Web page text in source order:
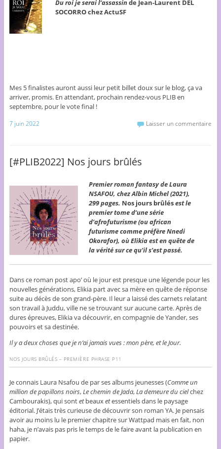
Du roi je serai l’assassin de Jean-Laurent DEL
SOCORRO chez ActuSF
Mes 5 finalistes auront aussi leur petit billet doux sur le blog, ça va
arriver, promis. En attendant, prochain rendez-vous PLIB en
septembre, pour le vote final !
7 juin 2022 Laisser un commentaire
[#PLIB2022] Nos jours brûlés
Premier roman fantasy de Laura
NSAFOU, chez Albin Michel (2021),
299 pages. Nos jours brûlésest le
premier tome d’une série
d’afrofuturisme (ou african
futurisme comme préfère Nnedi
Okorafor), où Elikia est en quête de
la vérité sur ce qu’il s’est passé.
Dans ce roman post apo’ où le jour est presque une légende pour les
nouvelles générations, Elikia part avec sa mère en quête de réponse
suite au décès de son grand-père. Il leur a laissé des carnets relatant
son travail à Juddu, ville ne se trouvant sur aucune carte. Après de
dures épreuves, Elikia va découvrir, en compagnie de Yander, ses
pouvoirs et sa destinée.
Il y a deux choses que je n’ai jamais vues : mon père, et le Jour.
NOS JOURS BRÛLÉS – PREMIÈRE PHRASE P11
Je connais Laura Nsafou de par ses albums jeunesses (Comme un
million de papillons noirs,Le chemin de Jada,La demeure du cielchez
Cambourakis), qui sontetbeauxetessentiels dans le paysage
éditorial. J’étais très curieuse de découvrir son roman YA. Je pensais
avoir au moins lu le premier chapitre sur Wattpad mais en fait, non
haha, je n’avais pas pris le temps de le faire avant la publication en
papier.